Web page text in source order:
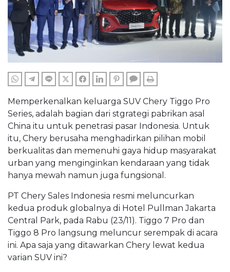
WHATSAPPTELEGRAM
LINE TWITTERFACEBOOKLINKEDINPINTERESTCOMMENTS
Memperkenalkan keluarga SUV Chery Tiggo Pro
Series, adalah bagian dari stgrategi pabrikan asal
China itu untuk penetrasi pasar Indonesia. Untuk
itu, Chery berusaha menghadirkan pilihan mobil
berkualitas dan memenuhi gaya hidup masyarakat
urban yang menginginkan kendaraan yang tidak
hanya mewah namun juga fungsional.
PT Chery Sales Indonesia resmi meluncurkan
kedua produk globalnya di Hotel Pullman Jakarta
Central Park, pada Rabu (23/11). Tiggo 7 Pro dan
Tiggo 8 Pro langsung meluncur serempak di acara
ini. Apa saja yang ditawarkan Chery lewat kedua
varian SUV ini?